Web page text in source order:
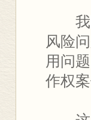
我国
风险
用问
作权